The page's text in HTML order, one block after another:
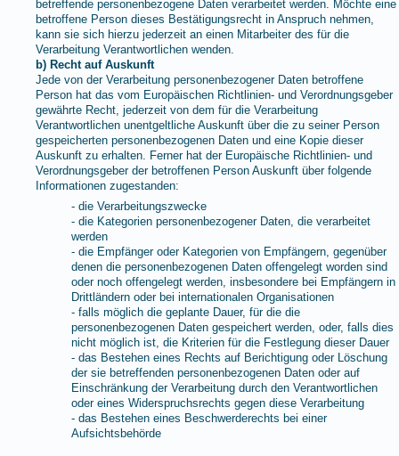
betreffende personenbezogene Daten verarbeitet werden. Möchte eine
betroffene Person dieses Bestätigungsrecht in Anspruch nehmen,
kann sie sich hierzu jederzeit an einen Mitarbeiter des für die
Verarbeitung Verantwortlichen wenden.
b) Recht auf Auskunft
Jede von der Verarbeitung personenbezogener Daten betroffene
Person hat das vom Europäischen Richtlinien- und Verordnungsgeber
gewährte Recht, jederzeit von dem für die Verarbeitung
Verantwortlichen unentgeltliche Auskunft über die zu seiner Person
gespeicherten personenbezogenen Daten und eine Kopie dieser
Auskunft zu erhalten. Ferner hat der Europäische Richtlinien- und
Verordnungsgeber der betroffenen Person Auskunft über folgende
Informationen zugestanden:
- die Verarbeitungszwecke
- die Kategorien personenbezogener Daten, die verarbeitet
werden
- die Empfänger oder Kategorien von Empfängern, gegenüber
denen die personenbezogenen Daten offengelegt worden sind
oder noch offengelegt werden, insbesondere bei Empfängern in
Drittländern oder bei internationalen Organisationen
- falls möglich die geplante Dauer, für die die
personenbezogenen Daten gespeichert werden, oder, falls dies
nicht möglich ist, die Kriterien für die Festlegung dieser Dauer
- das Bestehen eines Rechts auf Berichtigung oder Löschung
der sie betreffenden personenbezogenen Daten oder auf
Einschränkung der Verarbeitung durch den Verantwortlichen
oder eines Widerspruchsrechts gegen diese Verarbeitung
- das Bestehen eines Beschwerderechts bei einer
Aufsichtsbehörde